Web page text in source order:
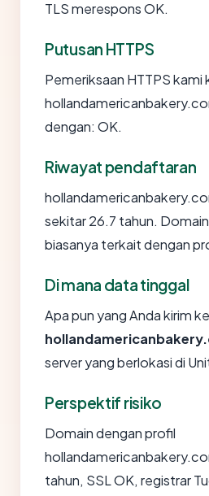
TLS merespons OK.
Putusan HTTPS
Pemeriksaan HTTPS kami
dengan: OK.
Riwayat pendaftaran
sekitar 26.7 tahun.
biasanya terkait dengan
Di mana data tinggal
Apa pun yang Anda kirim ke
server yang berlokasi di
Perspektif risiko
Domain dengan profil
tahun, SSL OK, registrar